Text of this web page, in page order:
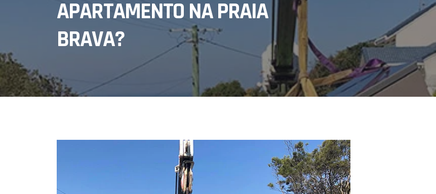
APARTAMENTO NA PRAIA
BRAVA?